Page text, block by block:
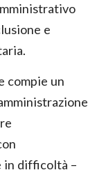
e
compie un
in difficoltà –